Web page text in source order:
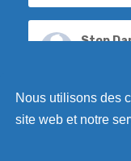
Nous utilisons des
site web et notre
Stop
geen ander hoe
Dankzij een
© 2019 Stop